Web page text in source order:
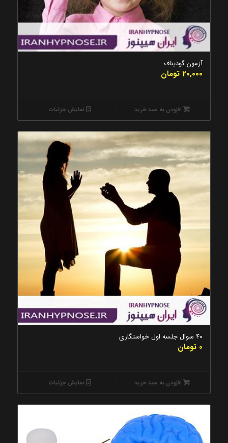
آزمون گودیناف
20,000 تومان
افزودن به سبد خرید نمایش جزئیات
5.00
۴۰ سوال جلسه اول خواستگاری
0 تومان
افزودن به سبد خرید نمایش جزئیات